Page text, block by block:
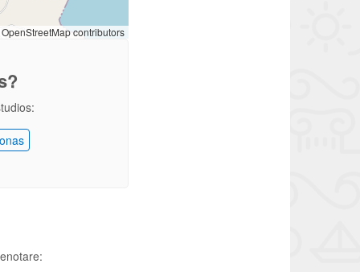
contributors